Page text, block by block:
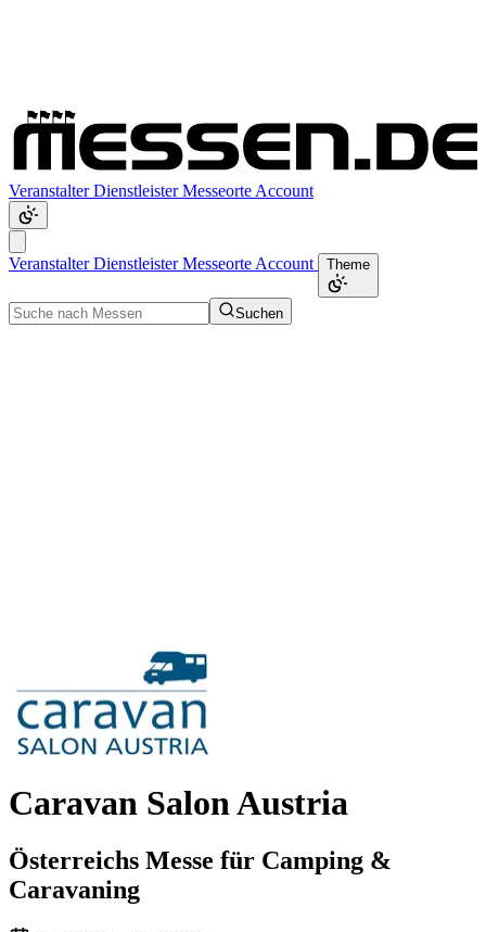
VeranstalterDienstleisterMesseorte Account
VeranstalterDienstleisterMesseorte Account Theme
Suchen
Caravan Salon Austria
Österreichs Messe für Camping &
Caravaning